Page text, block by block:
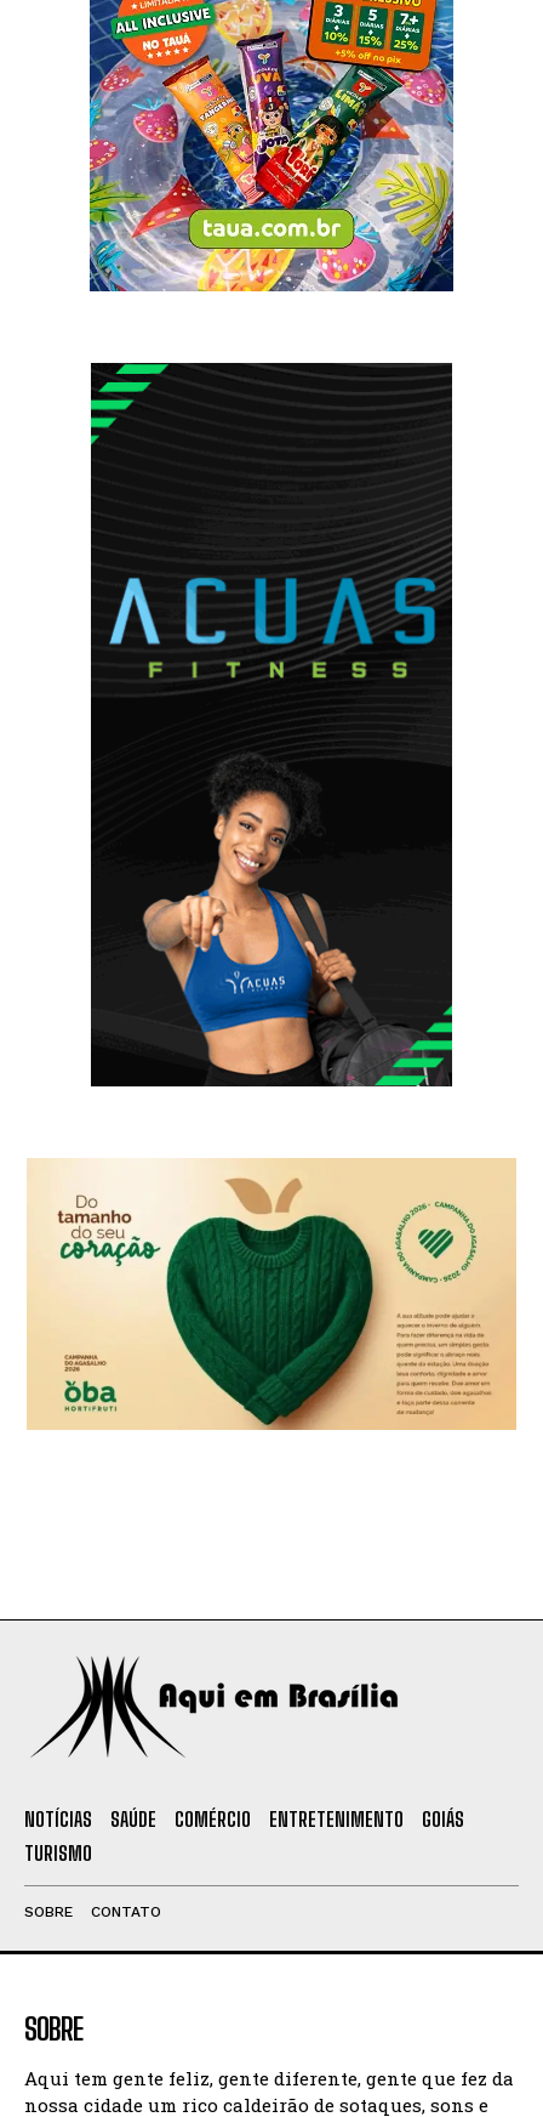
NOTÍCIAS SAÚDE COMÉRCIO ENTRETENIMENTO
GOIÁS
TURISMO
SOBRE CONTATO
SOBRE
Aqui tem gente feliz, gente diferente, gente que fez da
nossa cidade um rico caldeirão de sotaques, sons e